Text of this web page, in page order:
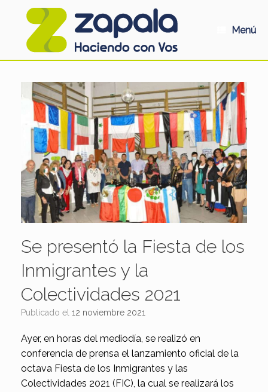
Menú
Se presentó la Fiesta de los
Inmigrantes y la
Colectividades 2021
Publicado el 12 noviembre 2021
Ayer, en horas del mediodía, se realizó en
conferencia de prensa el lanzamiento oficial de la
octava Fiesta de los Inmigrantes y las
Colectividades 2021 (FIC), la cual se realizará los